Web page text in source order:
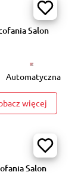
Salon
Automatyczna
więcej
Salon